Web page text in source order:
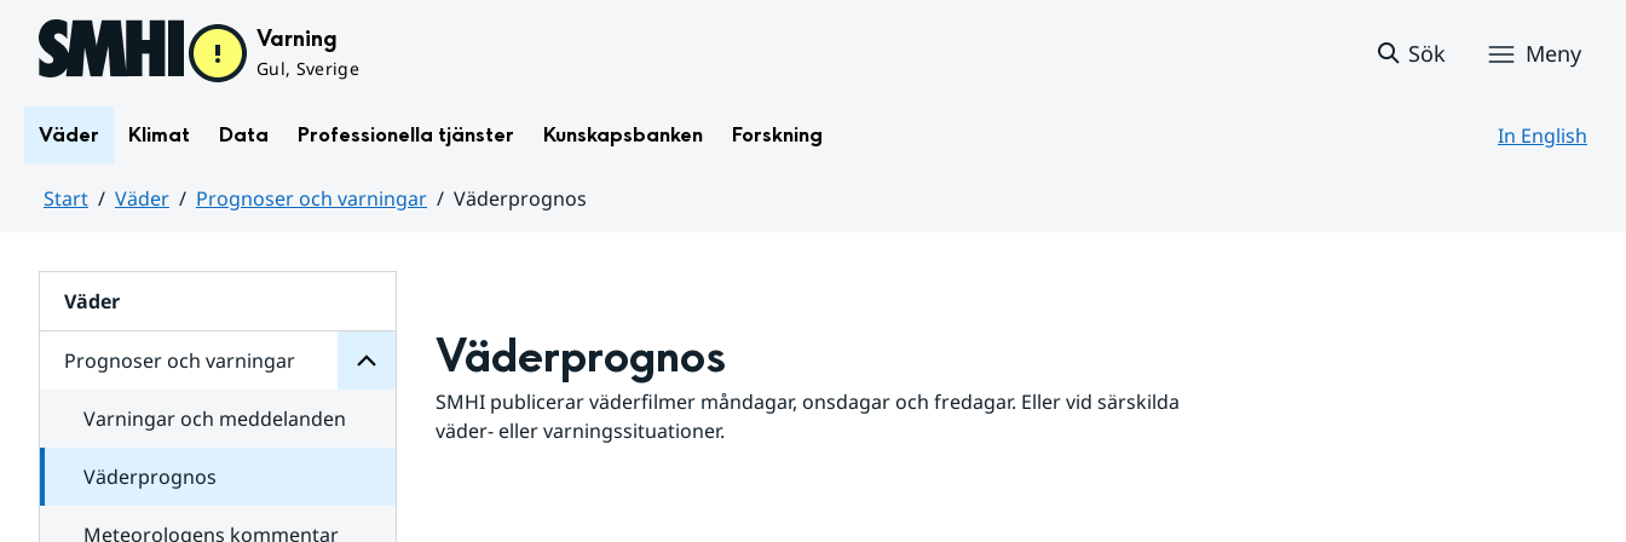
Hoppa till sidans innehåll Varning
Gul, Sverige
Sök Meny
Väder Klimat Data Professionella tjänster Kunskapsbanken Forskning In English
Start Väder Prognoser och varningar
Väderprognos
Väder
Prognoser och varningar
för
varningar
Varningar och meddelanden
Väderprognos
Meteorologens kommentar
Väderprognos
SMHI publicerar väderfilmer måndagar, onsdagar och fredagar. Eller vid särskilda
väder- eller varningssituationer.